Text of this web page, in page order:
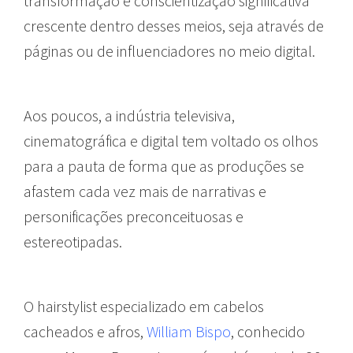
crescente dentro desses meios, seja através de
páginas ou de influenciadores no meio digital.
Aos poucos, a indústria televisiva,
cinematográfica e digital tem voltado os olhos
para a pauta de forma que as produções se
afastem cada vez mais de narrativas e
personificações preconceituosas e
estereotipadas.
O hairstylist especializado em cabelos
cacheados e afros, William Bispo, conhecido